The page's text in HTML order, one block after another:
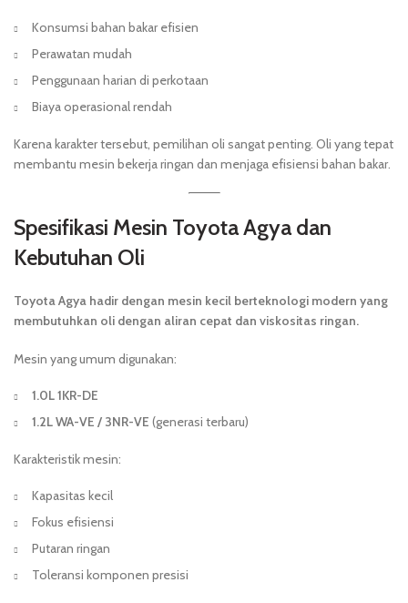
Konsumsi bahan bakar efisien
Perawatan mudah
Penggunaan harian di perkotaan
Biaya operasional rendah
Karena karakter tersebut, pemilihan oli sangat penting. Oli yang tepat
membantu mesin bekerja ringan dan menjaga efisiensi bahan bakar.
Spesifikasi Mesin Toyota Agya dan
Kebutuhan Oli
Toyota Agya hadir dengan mesin kecil berteknologi modern yang
membutuhkan oli dengan aliran cepat dan viskositas ringan.
Mesin yang umum digunakan:
1.0L 1KR-DE
1.2L WA-VE / 3NR-VE (generasi terbaru)
Karakteristik mesin:
Kapasitas kecil
Fokus efisiensi
Putaran ringan
Toleransi komponen presisi